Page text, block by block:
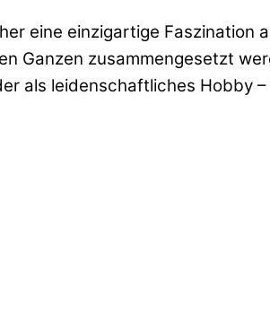
eine einzigartige Faszination
Ganzen zusammengesetzt
als leidenschaftliches Hobby